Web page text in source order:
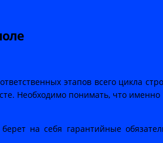
этапов всего цикла
Необходимо понимать, что именно
на себя гарантийные